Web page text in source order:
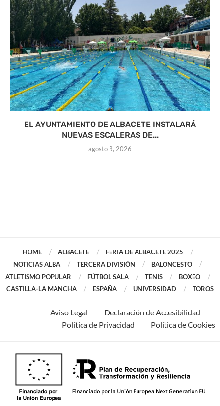
EL AYUNTAMIENTO DE ALBACETE INSTALARÁ
NUEVAS ESCALERAS DE...
agosto 3, 2026
HOME ALBACETE
FERIA DE ALBACETE 2025
NOTICIAS ALBA
TERCERA DIVISIÓN
BALONCESTO
ATLETISMO POPULAR
FÚTBOL SALA TENIS
BOXEO
CASTILLA-LA MANCHA
ESPAÑA UNIVERSIDAD TOROS
Aviso Legal
Declaración de Accesibilidad
Política de Privacidad
Política de Cookies